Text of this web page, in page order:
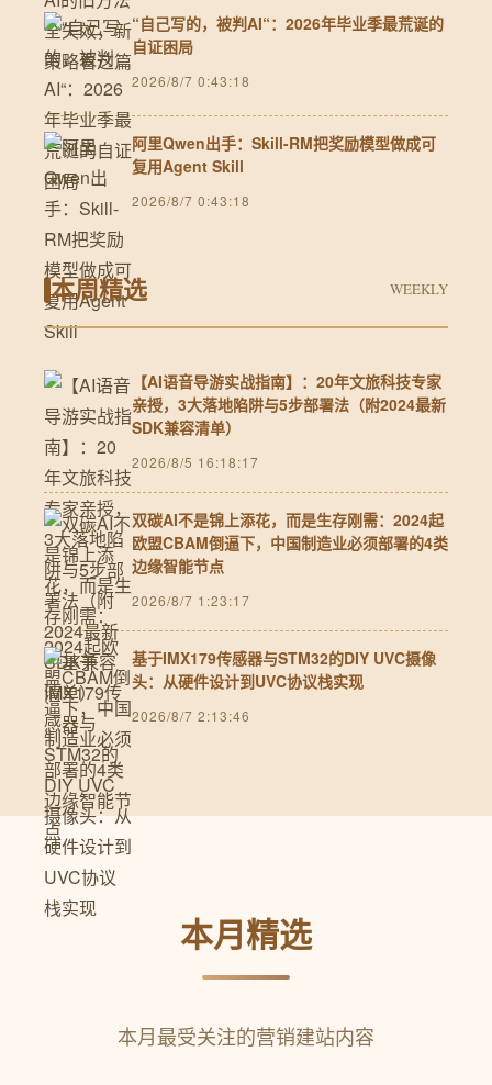
“自己写的，被判AI“：2026年毕业季最荒诞的
自证困局
2026/8/7 0:43:18
阿里Qwen出手：Skill-RM把奖励模型做成可
复用Agent Skill
2026/8/7 0:43:18
本周精选 WEEKLY
【AI语音导游实战指南】：20年文旅科技专家
亲授，3大落地陷阱与5步部署法（附2024最新
SDK兼容清单）
2026/8/5 16:18:17
双碳AI不是锦上添花，而是生存刚需：2024起
欧盟CBAM倒逼下，中国制造业必须部署的4类
边缘智能节点
2026/8/7 1:23:17
基于IMX179传感器与STM32的DIY UVC摄像
头：从硬件设计到UVC协议栈实现
2026/8/7 2:13:46
本月精选
本月最受关注的营销建站内容